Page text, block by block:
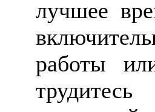
лучшее
работы